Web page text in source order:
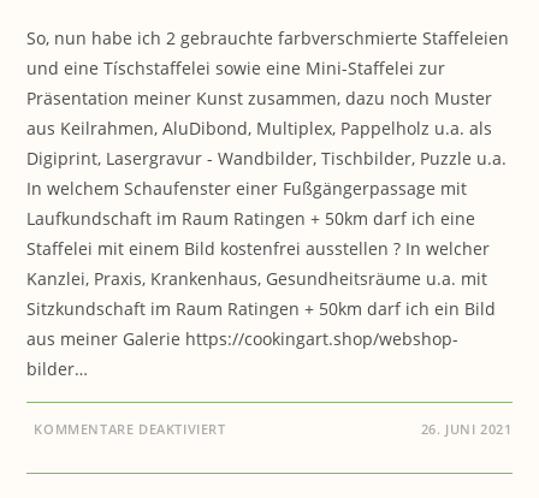
So, nun habe ich 2 gebrauchte farbverschmierte Staffeleien
und eine Tíschstaffelei sowie eine Mini-Staffelei zur
Präsentation meiner Kunst zusammen, dazu noch Muster
aus Keilrahmen, AluDibond, Multiplex, Pappelholz u.a. als
Digiprint, Lasergravur - Wandbilder, Tischbilder, Puzzle u.a.
In welchem Schaufenster einer Fußgängerpassage mit
Laufkundschaft im Raum Ratingen + 50km darf ich eine
Staffelei mit einem Bild kostenfrei ausstellen ? In welcher
Kanzlei, Praxis, Krankenhaus, Gesundheitsräume u.a. mit
Sitzkundschaft im Raum Ratingen + 50km darf ich ein Bild
aus meiner Galerie https://cookingart.shop/webshop-
bilder…
KOMMENTARE DEAKTIVIERTFÜR
AUSSTELLUNGSFLÄCHE
26. JUNI 2021